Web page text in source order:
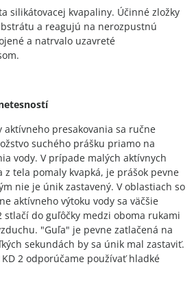
silikátovacej kvapaliny. Účinné zložky
a reagujú na nerozpustnú
a natrvalo uzavreté
aktívneho presakovania sa ručne
suchého prášku priamo na
vody. V prípade malých aktívnych
z tela pomaly kvapká, je prášok pevne
nie je únik zastavený. V oblastiach so
aktívneho výtoku vody sa väčšie
stlačí do guľôčky medzi oboma rukami
"Guľa" je pevne zatlačená na
sekundách by sa únik mal zastaviť.
KD 2 odporúčame používať hladké